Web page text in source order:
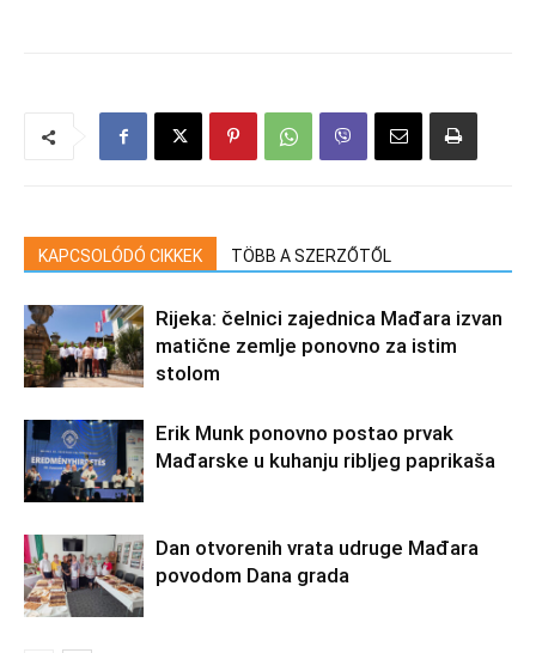
KAPCSOLÓDÓ CIKKEK TÖBB A SZERZŐTŐL
Rijeka: čelnici zajednica Mađara izvan
matične zemlje ponovno za istim
stolom
Erik Munk ponovno postao prvak
Mađarske u kuhanju ribljeg paprikaša
Dan otvorenih vrata udruge Mađara
povodom Dana grada